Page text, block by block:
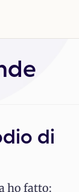
di
ho fatto: